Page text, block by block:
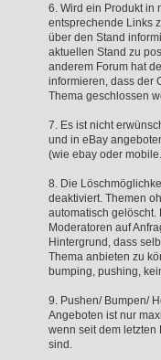
6. Wird ein Produkt in
entsprechende Links
über den Stand
aktuellen Stand zu
anderem Forum hat
informieren, dass der
Thema geschlossen
7. Es ist nicht
und in eBay
(wie ebay oder
8. Die
deaktiviert. Themen
automatisch gelöscht.
Moderatoren auf
Hintergrund, dass
Thema anbieten zu
bumping, pushing,
9. Pushen/ Bumpen/
Angeboten ist nur
wenn seit dem letzten
sind.